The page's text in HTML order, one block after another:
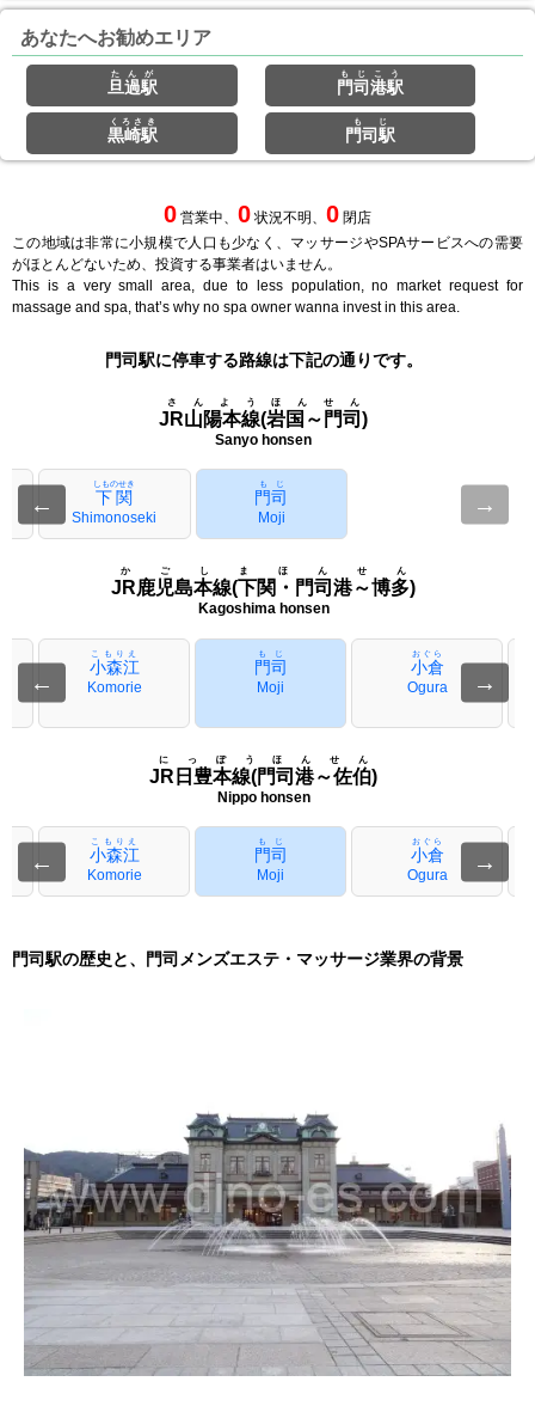
あなたへお勧めエリア
旦過駅
たんが
門司港駅
もじこう
黒崎駅
くろさき
門司駅
もじ
0 営業中、 0 状況不明、 0 閉店
この地域は非常に小規模で人口も少なく、マッサージやSPAサービスへの需要
がほとんどないため、投資する事業者はいません。
This is a very small area, due to less population, no market request for
massage and spa, that’s why no spa owner wanna invest in this area.
門司駅に停車する路線は下記の通りです。
JR山陽本線(岩国～門司)
さんようほんせん
Sanyo honsen
← 下関
しものせき
Shimonoseki
門司
もじ
Moji
→
JR鹿児島本線(下関・門司港～博多)
かごしまほんせん
Kagoshima honsen
←
小森江
こもりえ
Komorie
門司
もじ
Moji
小倉
おぐら
Ogura →
JR日豊本線(門司港～佐伯)
にっぽうほんせん
Nippo honsen
← 小森江
こもりえ
Komorie
門司
もじ
Moji
小倉
おぐら
Ogura
→
門司駅の歴史と、門司メンズエステ・マッサージ業界の背景